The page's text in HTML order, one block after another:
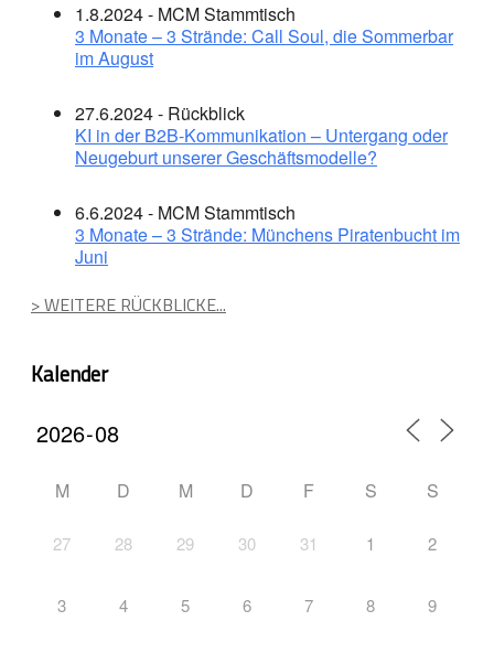
1.8.2024 - MCM Stammtisch
3 Monate – 3 Strände: Call Soul, die Sommerbar
im August
27.6.2024 - Rückblick
KI in der B2B-Kommunikation – Untergang oder
Neugeburt unserer Geschäftsmodelle?
6.6.2024 - MCM Stammtisch
3 Monate – 3 Strände: Münchens Piratenbucht im
Juni
> WEITERE RÜCKBLICKE...
Kalender
M D M D F S S
27 28 29 30 31 1 2
3 4 5 6 7 8 9